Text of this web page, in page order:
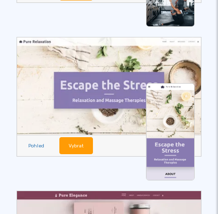
Pohled Vybrat